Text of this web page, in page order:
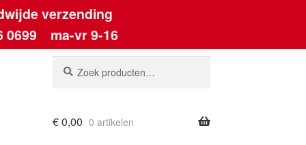
verzending
0699 ma-vr 9-16
naar:
€0,00 0 artikelen